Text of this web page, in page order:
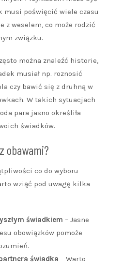
musi poświęcić wiele czasu
z weselem, co może rodzić
związku.
można znaleźć historie,
musiał np. roznosić
czy bawić się z druhną w
W takich sytuacjach
para jasno określiła
świadków.
obawami?
co do wyboru
wziąć pod uwagę kilka
świadkiem – Jasne
obowiązków pomoże
świadka – Warto